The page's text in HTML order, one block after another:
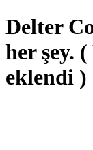
Delter
her şey. (
eklendi )